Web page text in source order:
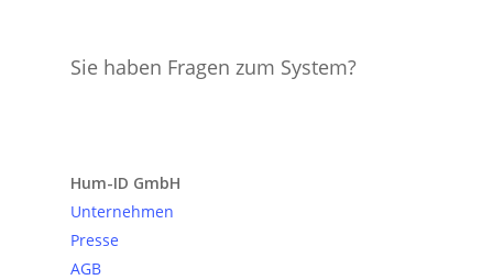
Sie haben Fragen zum System?
Hum-ID GmbH
Unternehmen
Presse
AGB